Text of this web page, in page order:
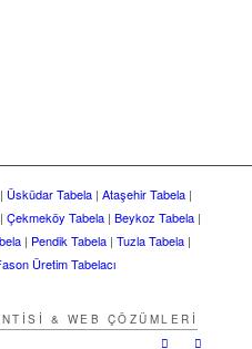
Üsküdar Tabela| Ataşehir Tabela|
Çekmeköy Tabela| Beykoz Tabela|
| Pendik Tabela| Tuzla Tabela|
Üretim Tabelacı
& WEB ÇÖZÜMLERI